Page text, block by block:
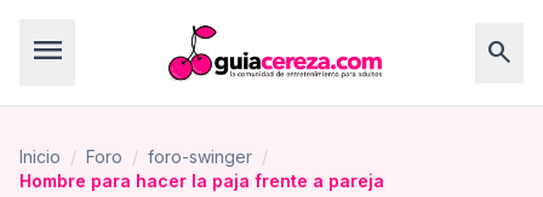
menu search
Inicio / Foro / foro-swinger /
Hombre para hacer la paja frente a pareja